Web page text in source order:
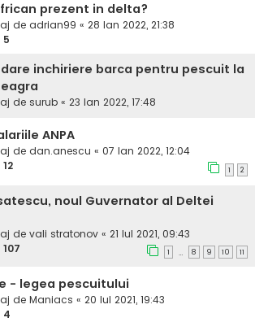
prezent in delta?
de adrian99 « 28 Ian 2022, 21:38
5
inchiriere barca pentru pescuit la
de surub « 23 Ian 2022, 17:48
ANPA
de dan.anescu « 07 Ian 2022, 12:04
12 1 2
noul Guvernator al Deltei
de vali stratonov « 21 Iul 2021, 09:43
107 1 … 8 9 10 11
- legea pescuitului
de Maniacs « 20 Iul 2021, 19:43
4